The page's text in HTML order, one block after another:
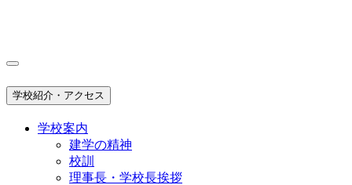
学校紹介・アクセス
学校案内
建学の精神
校訓
理事長・学校長挨拶